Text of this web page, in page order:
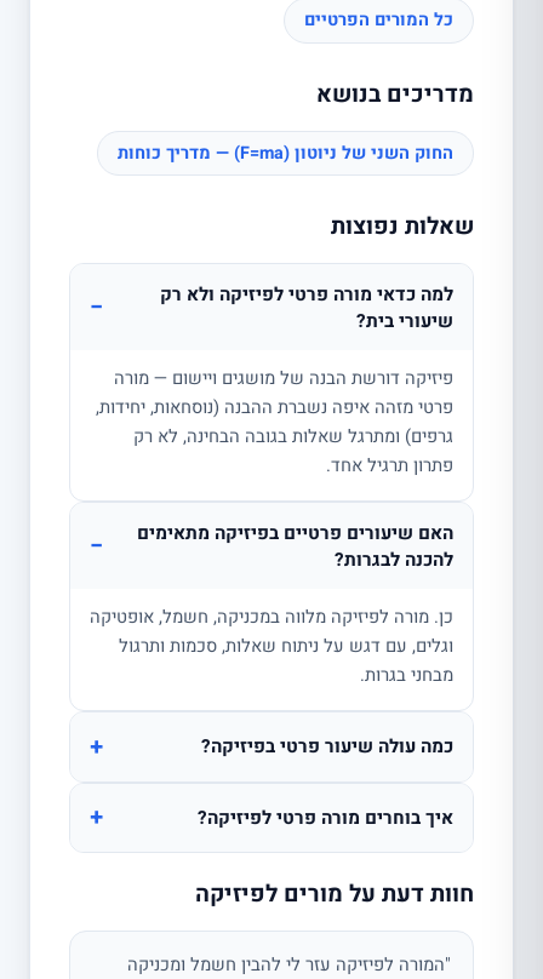
כל המורים הפרטיים
מדריכים בנושא
החוק השני של ניוטון (F=ma) — מדריך כוחות
שאלות נפוצות
למה כדאי מורה פרטי לפיזיקה ולא רק
שיעורי בית?
−
פיזיקה דורשת הבנה של מושגים ויישום — מורה
פרטי מזהה איפה נשברת ההבנה (נוסחאות, יחידות,
גרפים) ומתרגל שאלות בגובה הבחינה, לא רק
פתרון תרגיל אחד.
האם שיעורים פרטיים בפיזיקה מתאימים
להכנה לבגרות?
−
כן. מורה לפיזיקה מלווה במכניקה, חשמל, אופטיקה
וגלים, עם דגש על ניתוח שאלות, סכמות ותרגול
מבחני בגרות.
כמה עולה שיעור פרטי בפיזיקה? +
איך בוחרים מורה פרטי לפיזיקה? +
חוות דעת על מורים לפיזיקה
"המורה לפיזיקה עזר לי להבין חשמל ומכניקה